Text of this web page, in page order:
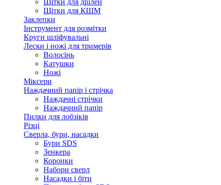
Щітки для дрілей
Щітки для КШМ
Заклепки
Інструмент для розмітки
Круги шліфувальні
Лески і ножі для тримерів
Волосінь
Катушки
Ножі
Міксери
Наждачний папір і стрічка
Наждачні стрічки
Наждачний папір
Пилки для лобзіків
Різці
Сверла, бури, насадки
Бури SDS
Зенкера
Коронки
Набори сверл
Насадки і біти